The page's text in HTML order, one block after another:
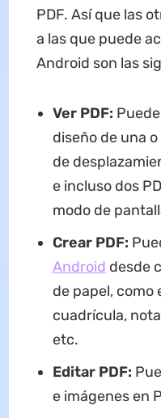
PDF. Así que las
a las que puede
Android son las
Ver PDF:
diseño de una
de
e incluso dos
modo de
Crear PDF:
Android desde
de papel, como
cuadrícula,
etc.
Editar PDF:
e imágenes en